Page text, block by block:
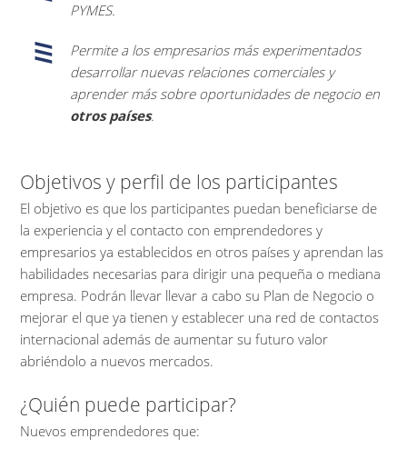
PYMES.
Permite a los empresarios más experimentados
desarrollar nuevas relaciones comerciales y
aprender más sobre oportunidades de negocio en
otros países.
Objetivos y perfil de los participantes
El objetivo es que los participantes puedan beneficiarse de
la experiencia y el contacto con emprendedores y
empresarios ya establecidos en otros países y aprendan las
habilidades necesarias para dirigir una pequeña o mediana
empresa. Podrán llevar llevar a cabo su Plan de Negocio o
mejorar el que ya tienen y establecer una red de contactos
internacional además de aumentar su futuro valor
abriéndolo a nuevos mercados.
¿Quién puede participar?
Nuevos emprendedores que: